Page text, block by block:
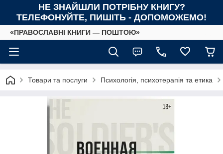
НЕ ЗНАЙШЛИ ПОТРІБНУ КНИГУ?
ТЕЛЕФОНУЙТЕ, ПИШІТЬ - ДОПОМОЖЕМО!
«ПРАВОСЛАВНІ КНИГИ — ПОШТОЮ»
Товари та послуги Психологія, психотерапія та етика